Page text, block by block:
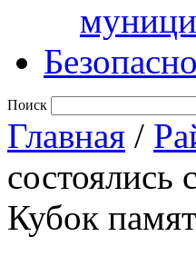
Поиск
Главная /
Кубок